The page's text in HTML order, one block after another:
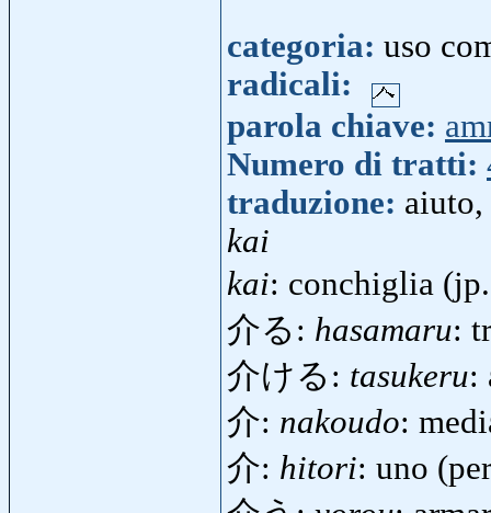
categoria: uso
radicali:
parola chiave:
Numero di tratti:
traduzione: aiuto,
kai
kai: conchiglia
介る: hasamaru:
介ける: tasukeru:
介: nakoudo:
介: hitori: uno